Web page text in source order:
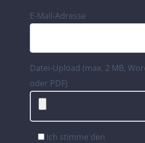
E-Mail-Adresse
Datei-Upload (max. 2 MB,
oder PDF)
Ich stimme den